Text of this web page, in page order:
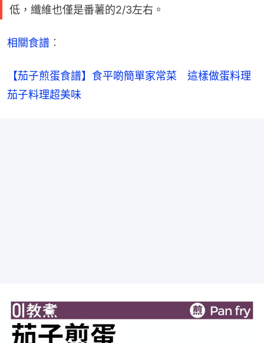
低，纖維也僅是番薯的2/3左右。
相關食譜 ︰
【茄子煎蛋食譜】食平啲簡單家常菜　這樣做蛋料理
茄子料理超美味